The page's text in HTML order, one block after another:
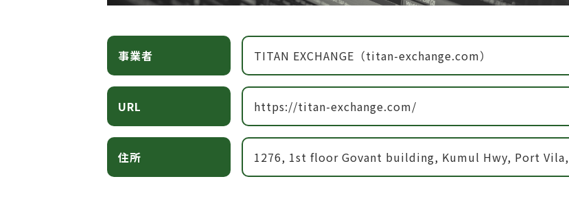
事業者 TITAN EXCHANGE（titan-exchange.com）
URL https://titan-exchange.com/
住所 1276, 1st floor Govant building, Kumul Hwy, Port